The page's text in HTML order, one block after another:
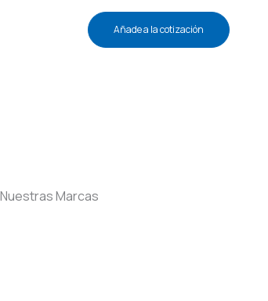
Añade a la cotización
Nuestras Marcas